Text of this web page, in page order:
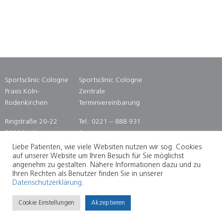
Sportsclinic Cologne
Praxis Köln-
Rodenkirchen
Ringstraße 20-22
50996 Köln
Sportsclinic Cologne
Zentrale
Terminvereinbarung
Tel.: 0221 – 888 931
0
Fax: 0221 – 888 931
14
SITEMAP DATENSCHUTZ
Liebe Patienten, wie viele Websiten nutzen wir sog. Cookies
auf unserer Website um Ihren Besuch für Sie möglichst
angenehm zu gestalten. Nähere Informationen dazu und zu
Ihren Rechten als Benutzer finden Sie in unserer
Datenschutzerklärung .
Cookie Einstellungen Akzeptieren